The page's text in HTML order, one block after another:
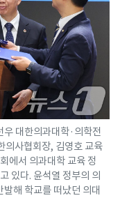
대한의과대학·의학전
의사협회장, 김영호 교육
에서 의과대학 교육 정
있다. 윤석열 정부의 의
해 학교를 떠났던 의대